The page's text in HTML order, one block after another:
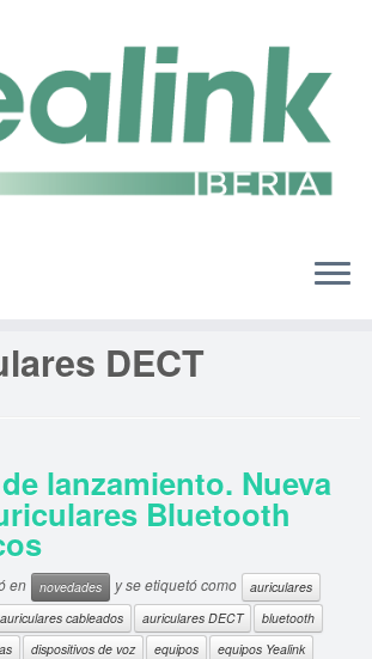
DECT
lanzamiento. Nueva
Bluetooth
en novedades y se etiquetó como
auriculares
auriculares cableados auriculares DECT
bluetooth
dispositivos de voz equipos
equipos Yealink